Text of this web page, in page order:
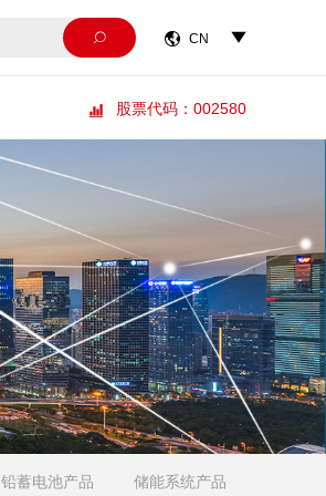
  CN 
 股票代码：002580
铅蓄电池产品 储能系统产品